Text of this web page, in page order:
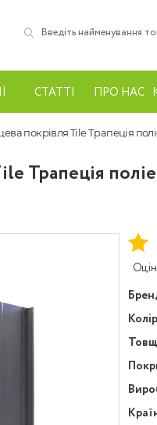
СТАТТІ ПРО НАС
покрівля Tile Трапеція
Трапеція